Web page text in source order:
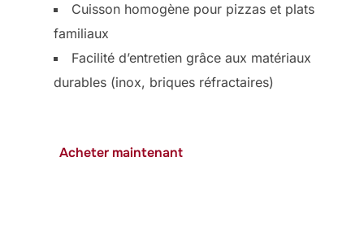
Cuisson homogène pour pizzas et plats
familiaux
Facilité d’entretien grâce aux matériaux
durables (inox, briques réfractaires)
Acheter maintenant